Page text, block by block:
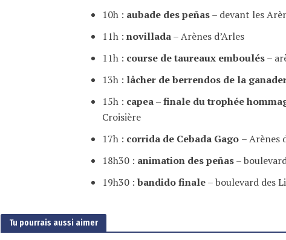
10h : aubade des peñas– devant les
11h :novillada– Arènes d’Arles
11h : course de taureaux emboulés–
13h : lâcher de berrendos de la
15h : capea – finale du trophée
Croisière
17h : corrida de Cebada Gago – Arènes
18h30 : animation des peñas–
19h30 :bandido finale– boulevard des
Tu pourrais aussi aimer